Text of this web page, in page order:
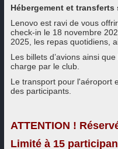
Hébergement et transferts
Lenovo est ravi de vous
check-in le 18 novembre
2025, les repas quotidiens,
Les billets d’avions ainsi
charge par le club.
Le transport pour l'aéroport
des participants.
ATTENTION !
Limité à 15